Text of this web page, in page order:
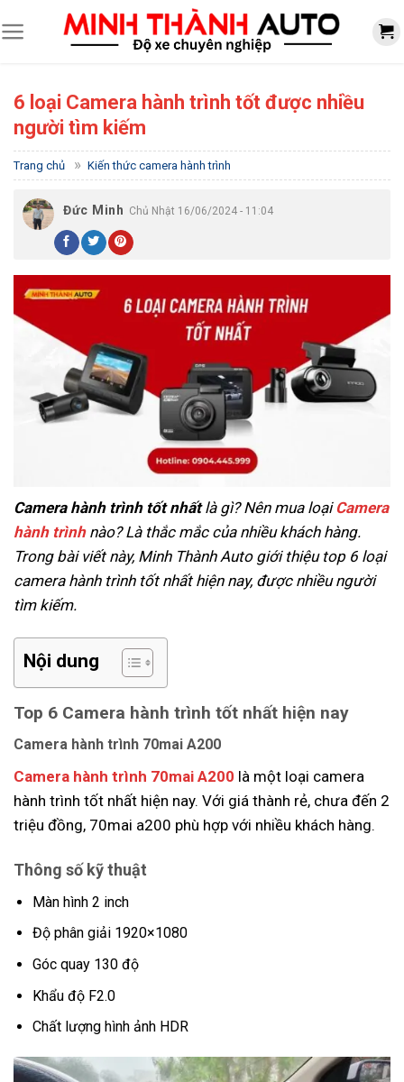
to
6 loại Camera hành trình tốt được nhiều
người tìm kiếm
Trang chủ » Kiến thức camera hành trình
Đức Minh Chủ Nhật 16/06/2024 - 11:04
Camera hành trình tốt nhấtlà gì? Nên mua loạiCamera
hành trình nào? Là thắc mắc của nhiều khách hàng.
Trong bài viết này, Minh Thành Auto giới thiệu top 6 loại
camera hành trình tốt nhất hiện nay, được nhiều người
tìm kiếm.
Nội dung
Top 6 Camera hành trình tốt nhất hiện nay
Camera hành trình 70mai A200
Camera hành trình 70mai A200 là một loại camera
hành trình tốt nhất hiện nay. Với giá thành rẻ, chưa đến 2
triệu đồng, 70mai a200 phù hợp với nhiều khách hàng.
Thông số kỹ thuật
Màn hình 2 inch
Độ phân giải 1920×1080
Góc quay 130 độ
Khẩu độ F2.0
Chất lượng hình ảnh HDR